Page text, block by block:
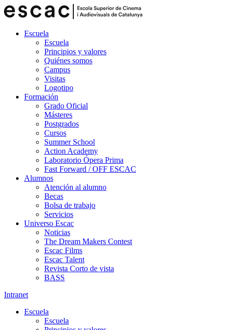
Escuela
Escuela
Principios y valores
Quiénes somos
Campus
Visitas
Logotipo
Formación
Grado Oficial
Másteres
Postgrados
Cursos
Summer School
Action Academy
Laboratorio Ópera Prima
Fast Forward / OFF ESCAC
Alumnos
Atención al alumno
Becas
Bolsa de trabajo
Servicios
Universo Escac
Noticias
The Dream Makers Contest
Escac Films
Escac Talent
Revista Corto de vista
BASS
Intranet
Escuela
Escuela